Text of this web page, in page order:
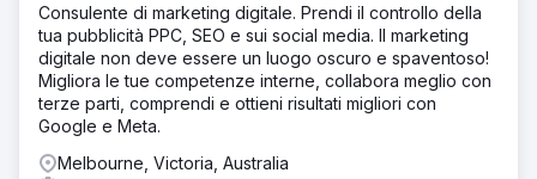
Consulente di marketing digitale. Prendi il controllo della
tua pubblicità PPC, SEO e sui social media. Il marketing
digitale non deve essere un luogo oscuro e spaventoso!
Migliora le tue competenze interne, collabora meglio con
terze parti, comprendi e ottieni risultati migliori con
Google e Meta.
Melbourne, Victoria, Australia